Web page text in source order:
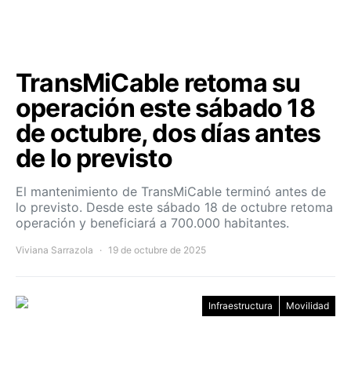
TransMiCable retoma su
operación este sábado 18
de octubre, dos días antes
de lo previsto
El mantenimiento de TransMiCable terminó antes de
lo previsto. Desde este sábado 18 de octubre retoma
operación y beneficiará a 700.000 habitantes.
Viviana Sarrazola 19 de octubre de 2025
Infraestructura Movilidad